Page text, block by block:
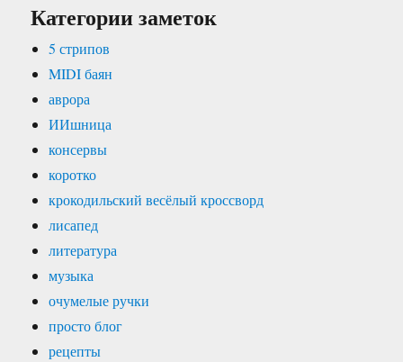
Категории заметок
5 стрипов
MIDI баян
аврора
ИИшница
консервы
коротко
крокодильский весёлый кроссворд
лисапед
литература
музыка
очумелые ручки
просто блог
рецепты